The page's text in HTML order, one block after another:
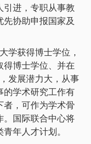
引进，专职从事教
协助申报国家及
学获得博士学位，
得博士学位、并在
发展潜力大，从事
的学术研究工作有
者，可作为学术骨
。国际联合中心将
年人才计划。